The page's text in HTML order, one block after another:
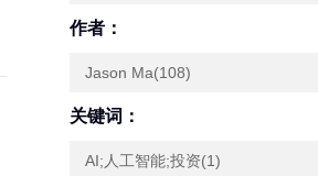
作者：
Jason Ma(108)
关键词：
AI;人工智能;投资(1)